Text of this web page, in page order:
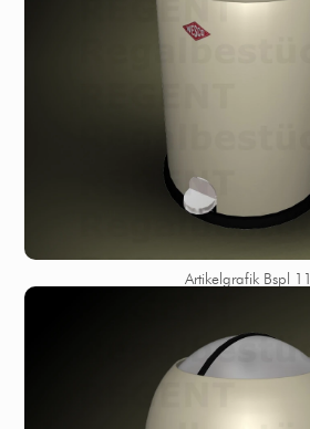
Artikelgrafik Bspl 11